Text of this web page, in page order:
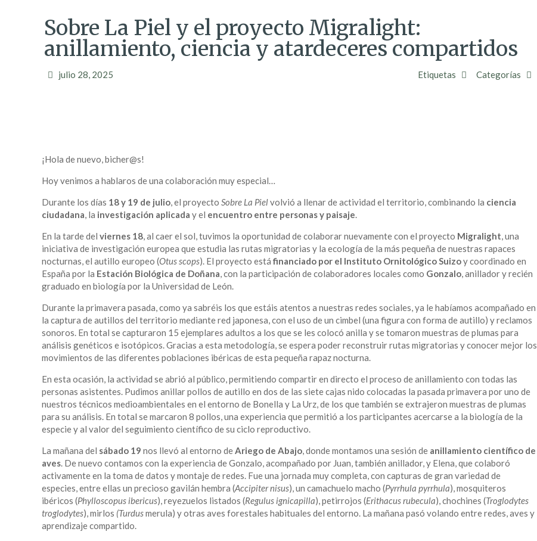
Sobre La Piel y el proyecto Migralight:
anillamiento, ciencia y atardeceres compartidos
julio 28, 2025 Categorías
Etiquetas
¡Hola de nuevo, bicher@s!
Hoy venimos a hablaros de una colaboración muy especial…
Durante los días 18 y 19 de julio, el proyectoSobre La Pielvolvió a llenar de actividad el territorio, combinando la ciencia
ciudadana, la investigación aplicada y el encuentro entre personas y paisaje.
En la tarde delviernes 18, al caer el sol, tuvimos la oportunidad de colaborar nuevamente con el proyecto Migralight, una
iniciativa de investigación europea que estudia las rutas migratorias y la ecología de la más pequeña de nuestras rapaces
nocturnas, el autillo europeo (Otus scops). El proyecto estáfinanciado por el Instituto Ornitológico Suizoy coordinado en
España por la Estación Biológica de Doñana, con la participación de colaboradores locales como Gonzalo, anillador y recién
graduado en biología por la Universidad de León.
Durante la primavera pasada, como ya sabréis los que estáis atentos a nuestras redes sociales, ya le habíamos acompañado en
la captura de autillos del territorio mediante red japonesa, con el uso de un cimbel (una figura con forma de autillo) y reclamos
sonoros. En total se capturaron 15 ejemplares adultos a los que se les colocó anilla y se tomaron muestras de plumas para
análisis genéticos e isotópicos. Gracias a esta metodología, se espera poder reconstruir rutas migratorias y conocer mejor los
movimientos de las diferentes poblaciones ibéricas de esta pequeña rapaz nocturna.
En esta ocasión, la actividad se abrió al público, permitiendo compartir en directo el proceso de anillamiento con todas las
personas asistentes. Pudimos anillar pollos de autillo en dos de las siete cajas nido colocadas la pasada primavera por uno de
nuestros técnicos medioambientales en el entorno de Bonella y La Urz, de los que también se extrajeron muestras de plumas
para su análisis. En total se marcaron 8 pollos, una experiencia que permitió a los participantes acercarse a la biología de la
especie y al valor del seguimiento científico de su ciclo reproductivo.
La mañana del sábado 19 nos llevó al entorno deAriego de Abajo, donde montamos una sesión de anillamiento científico de
aves. De nuevo contamos con la experiencia de Gonzalo, acompañado por Juan, también anillador, y Elena, que colaboró
activamente en la toma de datos y montaje de redes. Fue una jornada muy completa, con capturas de gran variedad de
especies, entre ellas un precioso gavilán hembra (Accipiter nisus), un camachuelo macho (Pyrrhula pyrrhula), mosquiteros
ibéricos (Phylloscopus ibericus), reyezuelos listados (Regulus ignicapilla), petirrojos (Erithacus rubecula), chochines (Troglodytes
troglodytes), mirlos (Turdusmerula) y otras aves forestales habituales del entorno. La mañana pasó volando entre redes, aves y
aprendizaje compartido.